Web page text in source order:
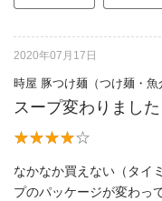
2020年07月17日
時屋 豚つけ麺（つけ麺・魚
スープ変わりました
なかなか買えない（タイ
プのパッケージが変わっ